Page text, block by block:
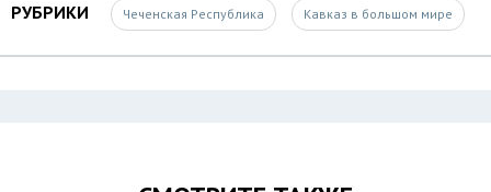
РУБРИКИ Чеченская Республика Кавказ в большом мире